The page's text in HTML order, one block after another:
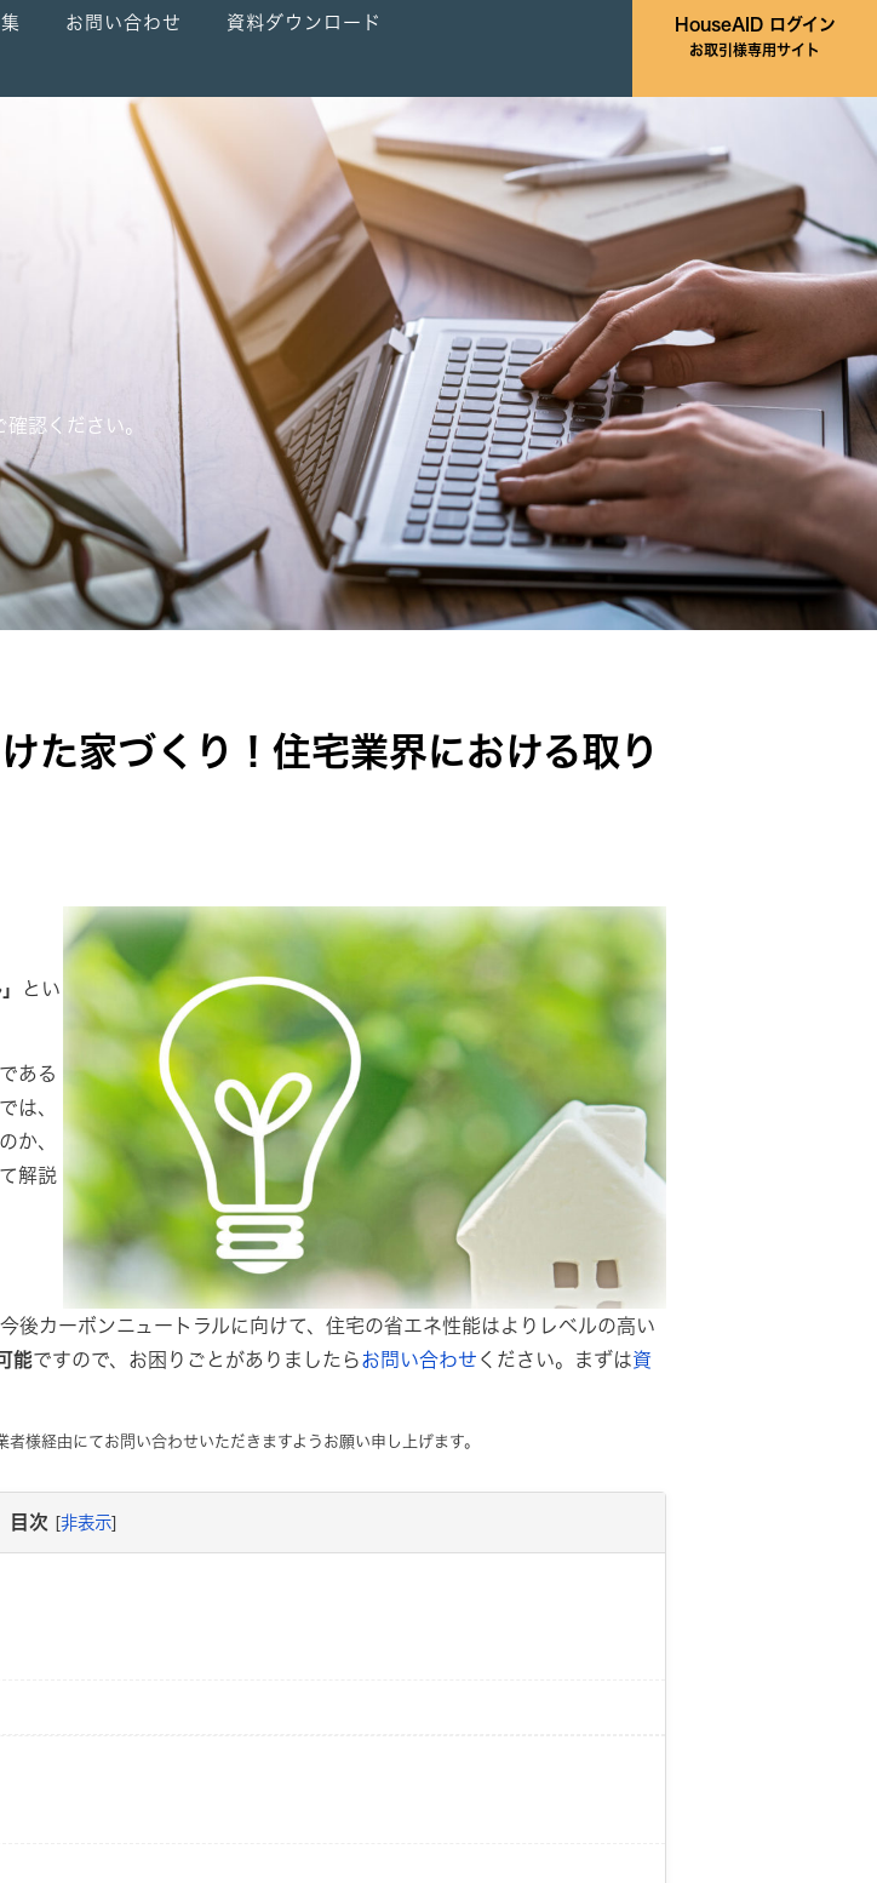
お問い合わせ 資料ダウンロード HouseAID ログイン
お取引様専用サイト
認ください。
た家づくり！住宅業界における取り
とい
ある
は、
か、
解説
後カーボンニュートラルに向けて、住宅の省エネ性能はよりレベルの高い
能ですので、お困りごとがありましたらお問い合わせ ください。まずは資
様経由にてお問い合わせいただきますようお願い申し上げます。
目次 [非表示]